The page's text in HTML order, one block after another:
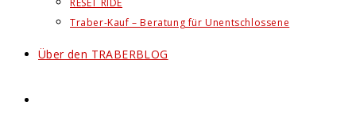
RESET RIDE
Traber-Kauf – Beratung für Unentschlossene
Über den TRABERBLOG